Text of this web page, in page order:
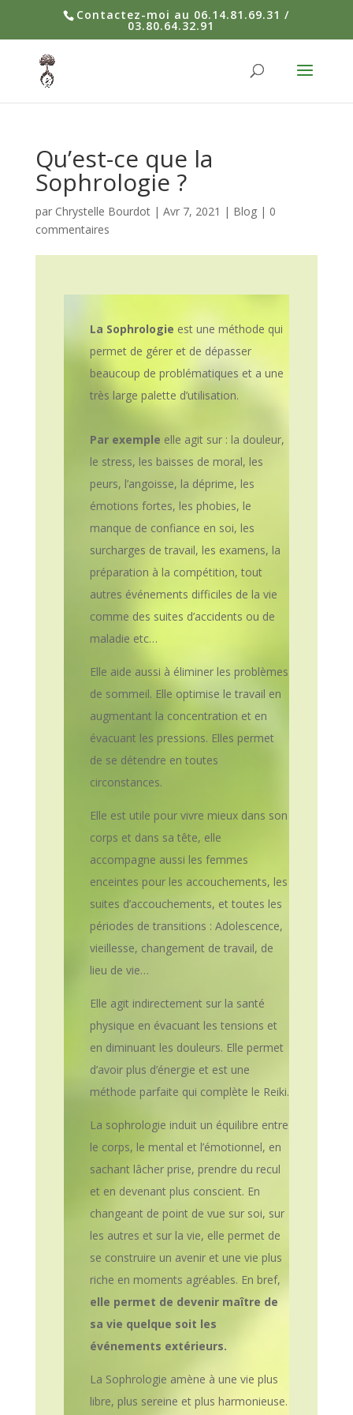
Contactez-moi au 06.14.81.69.31 /
03.80.64.32.91
Qu’est-ce que la
Sophrologie ?
par Chrystelle Bourdot| Avr 7, 2021 | Blog| 0
commentaires
La Sophrologie est une méthode qui
permet de gérer et de dépasser
beaucoup de problématiques et a une
très large palette d’utilisation.
Par exemple elle agit sur : la douleur,
le stress, les baisses de moral, les
peurs, l’angoisse, la déprime, les
émotions fortes, les phobies, le
manque de confiance en soi, les
surcharges de travail, les examens, la
préparation à la compétition, tout
autres événements difficiles de la vie
comme des suites d’accidents ou de
maladie etc…
Elle aide aussi à éliminer les problèmes
de sommeil. Elle optimise le travail en
augmentant la concentration et en
évacuant les pressions. Elles permet
de se détendre en toutes
circonstances.
Elle est utile pour vivre mieux dans son
corps et dans sa tête, elle
accompagne aussi les femmes
enceintes pour les accouchements, les
suites d’accouchements, et toutes les
périodes de transitions : Adolescence,
vieillesse, changement de travail, de
lieu de vie…
Elle agit indirectement sur la santé
physique en évacuant les tensions et
en diminuant les douleurs. Elle permet
d’avoir plus d’énergie et est une
méthode parfaite qui complète le Reiki.
La sophrologie induit un équilibre entre
le corps, le mental et l’émotionnel, en
sachant lâcher prise, prendre du recul
et en devenant plus conscient. En
changeant de point de vue sur soi, sur
les autres et sur la vie, elle permet de
se construire un avenir et une vie plus
riche en moments agréables. En bref,
elle permet de devenir maître de
sa vie quelque soit les
événements extérieurs.
La Sophrologie amène à une vie plus
libre, plus sereine et plus harmonieuse.